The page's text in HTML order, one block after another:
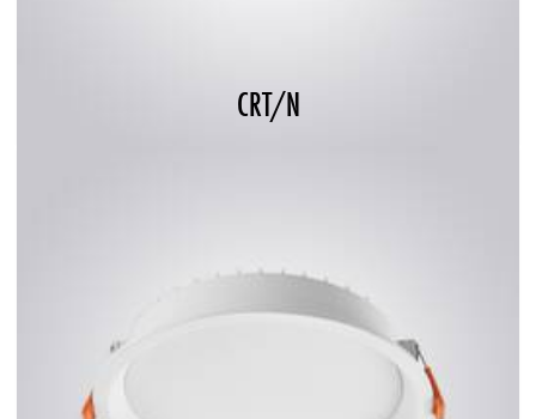
CRT/N